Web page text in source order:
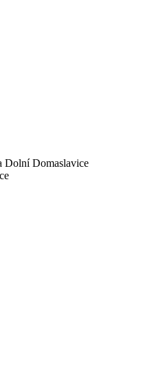
Dolní Domaslavice